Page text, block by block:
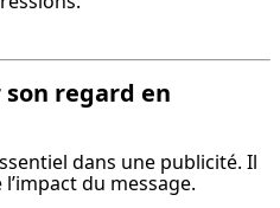
regard en
dans une publicité. Il
du message.